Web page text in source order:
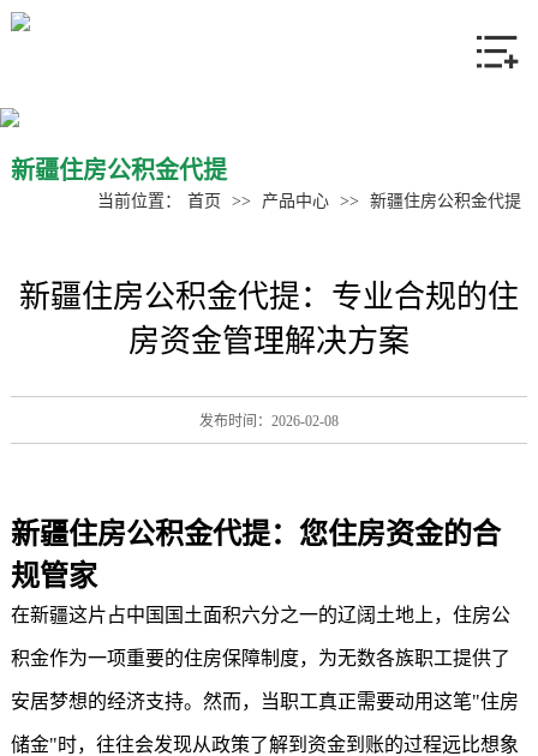
联系我们
新疆住房公积金代提
当前位置： 首页 >> 产品中心 >> 新疆住房公积金代提
新疆住房公积金代提：专业合规的住
房资金管理解决方案
发布时间：2026-02-08
新疆住房公积金代提：您住房资金的合
规管家
在新疆这片占中国国土面积六分之一的辽阔土地上，住房公
积金作为一项重要的住房保障制度，为无数各族职工提供了
安居梦想的经济支持。然而，当职工真正需要动用这笔"住房
储金"时，往往会发现从政策了解到资金到账的过程远比想象